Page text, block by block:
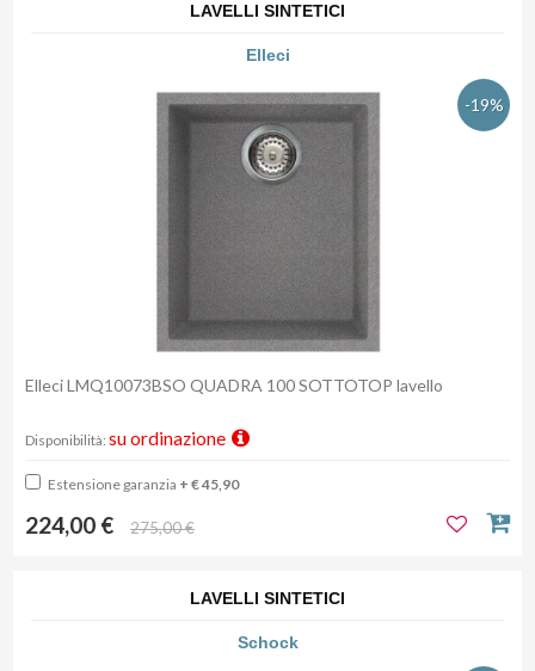
LAVELLI SINTETICI
Elleci
-19%
Elleci LMQ10073BSO QUADRA 100 SOTTOTOP lavello
Disponibilità: su ordinazione
Estensione garanzia + € 45,90
224,00 € 275,00 €
LAVELLI SINTETICI
Schock